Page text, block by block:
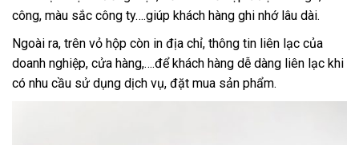
công, màu sắc công ty….giúp khách hàng ghi nhớ lâu dài.
Ngoài ra, trên vỏ hộp còn in địa chỉ, thông tin liên lạc của
doanh nghiệp, cửa hàng,….để khách hàng dễ dàng liên lạc khi
có nhu cầu sử dụng dịch vụ, đặt mua sản phẩm.